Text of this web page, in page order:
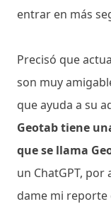
entrar en más
Precisó que
son muy
que ayuda a su
Geotab tiene
que se llama
un ChatGPT,
dame mi reporte